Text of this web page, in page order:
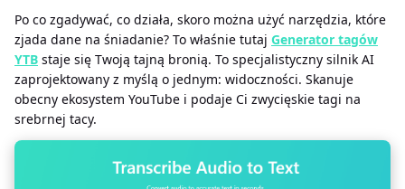
Po co zgadywać, co działa, skoro można użyć narzędzia, które
zjada dane na śniadanie? To właśnie tutaj Generator tagów
YTB staje się Twoją tajną bronią. To specjalistyczny silnik AI
zaprojektowany z myślą o jednym: widoczności. Skanuje
obecny ekosystem YouTube i podaje Ci zwycięskie tagi na
srebrnej tacy.